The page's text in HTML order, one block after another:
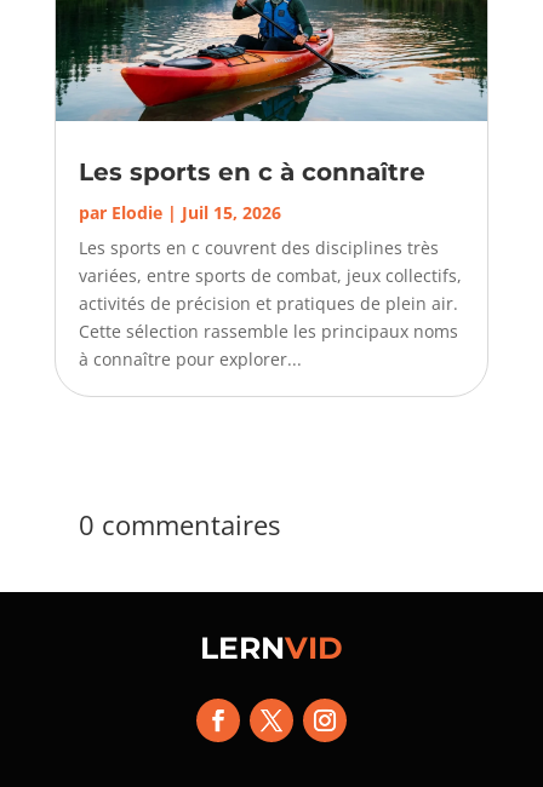
Les sports en c à connaître
par Elodie| Juil 15, 2026
Les sports en c couvrent des disciplines très
variées, entre sports de combat, jeux collectifs,
activités de précision et pratiques de plein air.
Cette sélection rassemble les principaux noms
à connaître pour explorer...
0 commentaires
LERNVID